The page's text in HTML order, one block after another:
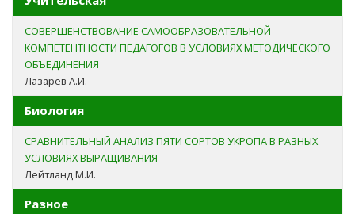
СОВЕРШЕНСТВОВАНИЕ САМООБРАЗОВАТЕЛЬНОЙ
КОМПЕТЕНТНОСТИ ПЕДАГОГОВ В УСЛОВИЯХ МЕТОДИЧЕСКОГО
ОБЪЕДИНЕНИЯ
Лазарев А.И.
Биология
СРАВНИТЕЛЬНЫЙ АНАЛИЗ ПЯТИ СОРТОВ УКРОПА В РАЗНЫХ
УСЛОВИЯХ ВЫРАЩИВАНИЯ
Лейтланд М.И.
Разное